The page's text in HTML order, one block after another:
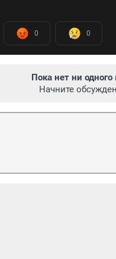
0 0
Пока нет ни
Начните